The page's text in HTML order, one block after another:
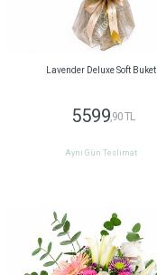
Lavender Deluxe Soft Buket
5599,90 TL
Aynı Gün Teslimat